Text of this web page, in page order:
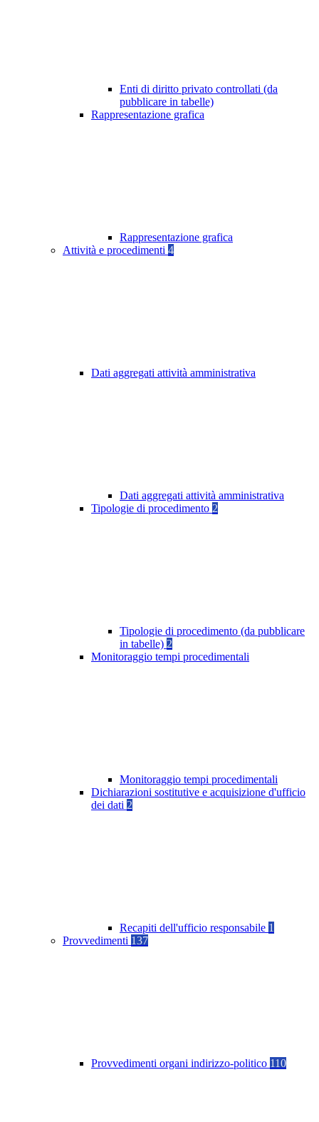
Enti di diritto privato controllati (da
pubblicare in tabelle)
Rappresentazione grafica
Rappresentazione grafica
Attività e procedimenti 4
Dati aggregati attività amministrativa
Dati aggregati attività amministrativa
Tipologie di procedimento 2
Tipologie di procedimento (da pubblicare
in tabelle) 2
Monitoraggio tempi procedimentali
Monitoraggio tempi procedimentali
Dichiarazioni sostitutive e acquisizione d'ufficio
dei dati 2
Recapiti dell'ufficio responsabile 1
Provvedimenti 137
Provvedimenti organi indirizzo-politico 110